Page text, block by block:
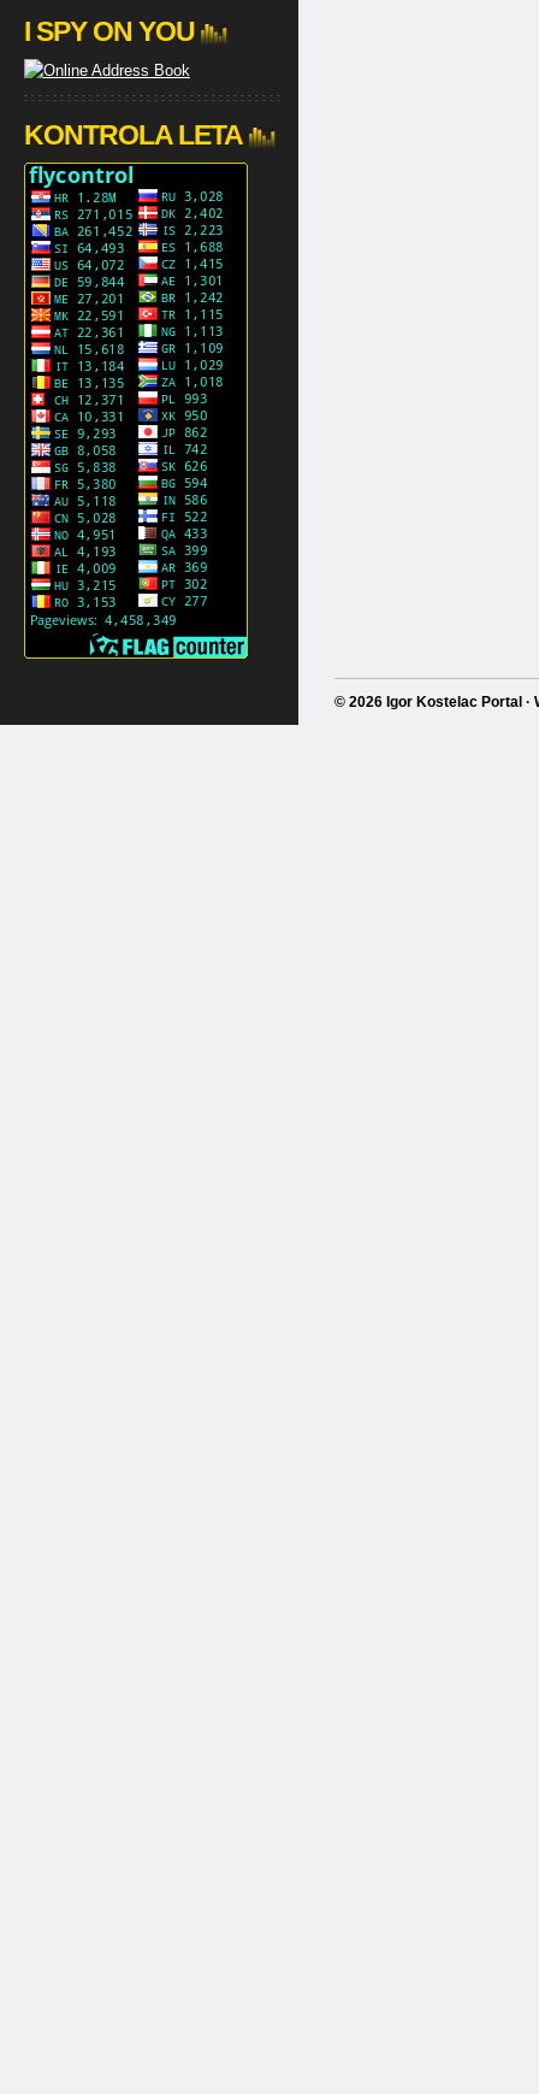
I SPY ON YOU
KONTROLA LETA
© 2026 Igor Kostelac Portal